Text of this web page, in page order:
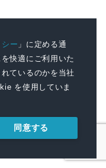
ー 」に定める通
快適にご利用いた
ているのかを当社
を使用していま
同意する
若者の自殺防止に向
す
援する！ 「SKYSEA
AI働き方分析レポー